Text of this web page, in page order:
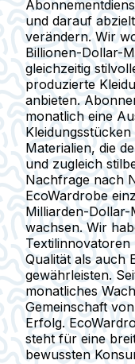
und darauf
verändern. Wir
Billionen-Dollar-
gleichzeitig
produzierte
anbieten.
monatlich eine
Materialien, die
und zugleich
Nachfrage nach
EcoWardrobe
Milliarden-
wachsen. Wir
Qualität als auch
gewährleisten.
monatliches
Gemeinschaft
Erfolg.
steht für eine
bewussten